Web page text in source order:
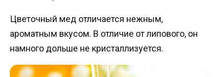
Цветочный мед отличается нежным,
ароматным вкусом. В отличие от липового, он
намного дольше не кристаллизуется.